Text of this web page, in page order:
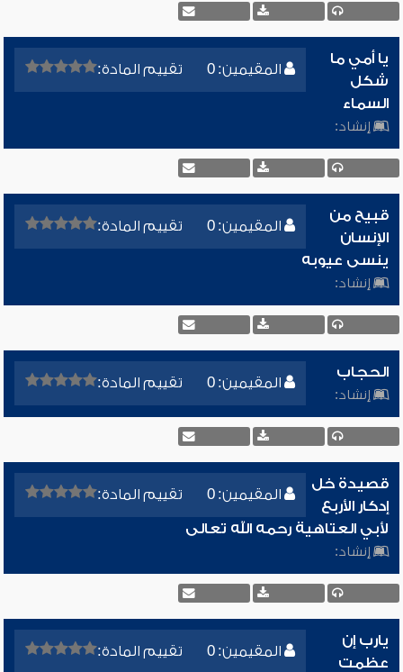
المقيمين: 0 تقييم المادة:
يا أمي ما
شكل
السماء
إنشاد:
المقيمين: 0 تقييم المادة:
قبيح من
الإنسان
ينسى عيوبه
إنشاد:
المقيمين: 0 تقييم المادة:
الحجاب
إنشاد:
المقيمين: 0 تقييم المادة:
قصيدة خل
إدكار الأربع
لأبي العتاهية رحمه الله تعالى
إنشاد:
المقيمين: 0 تقييم المادة:
يارب إن
عظمت